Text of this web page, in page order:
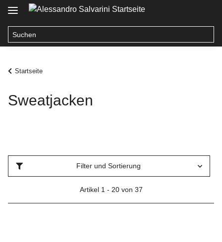
Startseite
Sweatjacken
Filter und Sortierung
Artikel 1 - 20 von 37